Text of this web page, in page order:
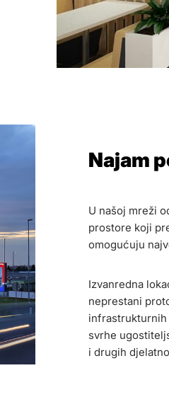
Najam
U našoj mreži
prostore koji
omogućuju
Izvanredna
neprestani
infrastrukturnih
svrhe
i drugih